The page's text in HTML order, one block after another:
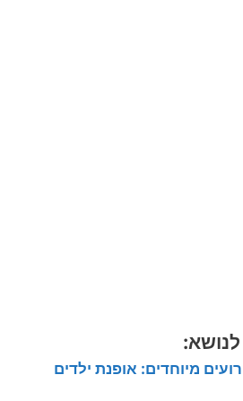
מיוחדים: אופנת ילדים